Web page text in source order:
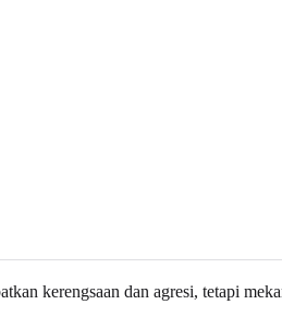
kerengsaan dan agresi, tetapi